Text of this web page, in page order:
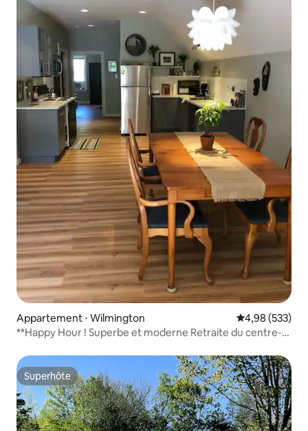
Appartement ⋅ Wilmington Évaluation
4,98 (533)
**Happy Hour ! Superbe et moderne Retraite du centre-
Superhôte
Superhôte